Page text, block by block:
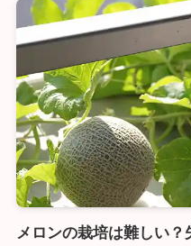
メロンの栽培は難しい？